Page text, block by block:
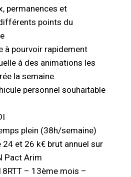
permanences et
points du
à pourvoir rapidement
à des animations les
la semaine.
personnel souhaitable
plein (38h/semaine)
24 et 26 k€ brut annuel sur
Pact Arim
– 13ème mois –